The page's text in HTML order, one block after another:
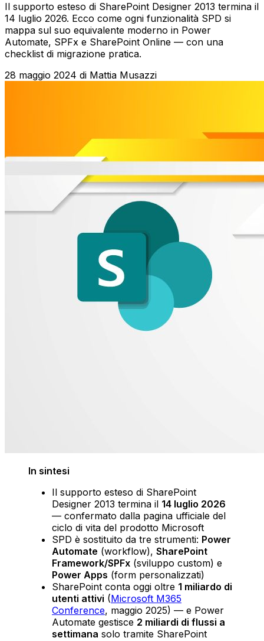
Il supporto esteso di SharePoint Designer 2013 termina il
14 luglio 2026. Ecco come ogni funzionalità SPD si
mappa sul suo equivalente moderno in Power
Automate, SPFx e SharePoint Online — con una
checklist di migrazione pratica.
28 maggio 2024 di Mattia Musazzi
In sintesi
Il supporto esteso di SharePoint
Designer 2013 termina il 14 luglio 2026
— confermato dalla pagina ufficiale del
ciclo di vita del prodotto Microsoft
SPD è sostituito da tre strumenti: Power
Automate (workflow), SharePoint
Framework/SPFx (sviluppo custom) e
Power Apps (form personalizzati)
SharePoint conta oggi oltre 1 miliardo di
utenti attivi (Microsoft M365
Conference, maggio 2025) — e Power
Automate gestisce 2 miliardi di flussi a
settimana solo tramite SharePoint